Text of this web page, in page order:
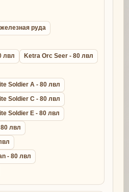
руда
лвл
Ketra Orc Seer - 80 лвл
Soldier A - 80 лвл
Soldier C - 80 лвл
Soldier E - 80 лвл
лвл
- 80 лвл